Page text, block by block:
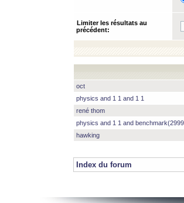
Limiter les résultats au
précédent:
oct
physics and 1 1 and 1 1
rené thom
physics and 1 1 and
hawking
Index du forum